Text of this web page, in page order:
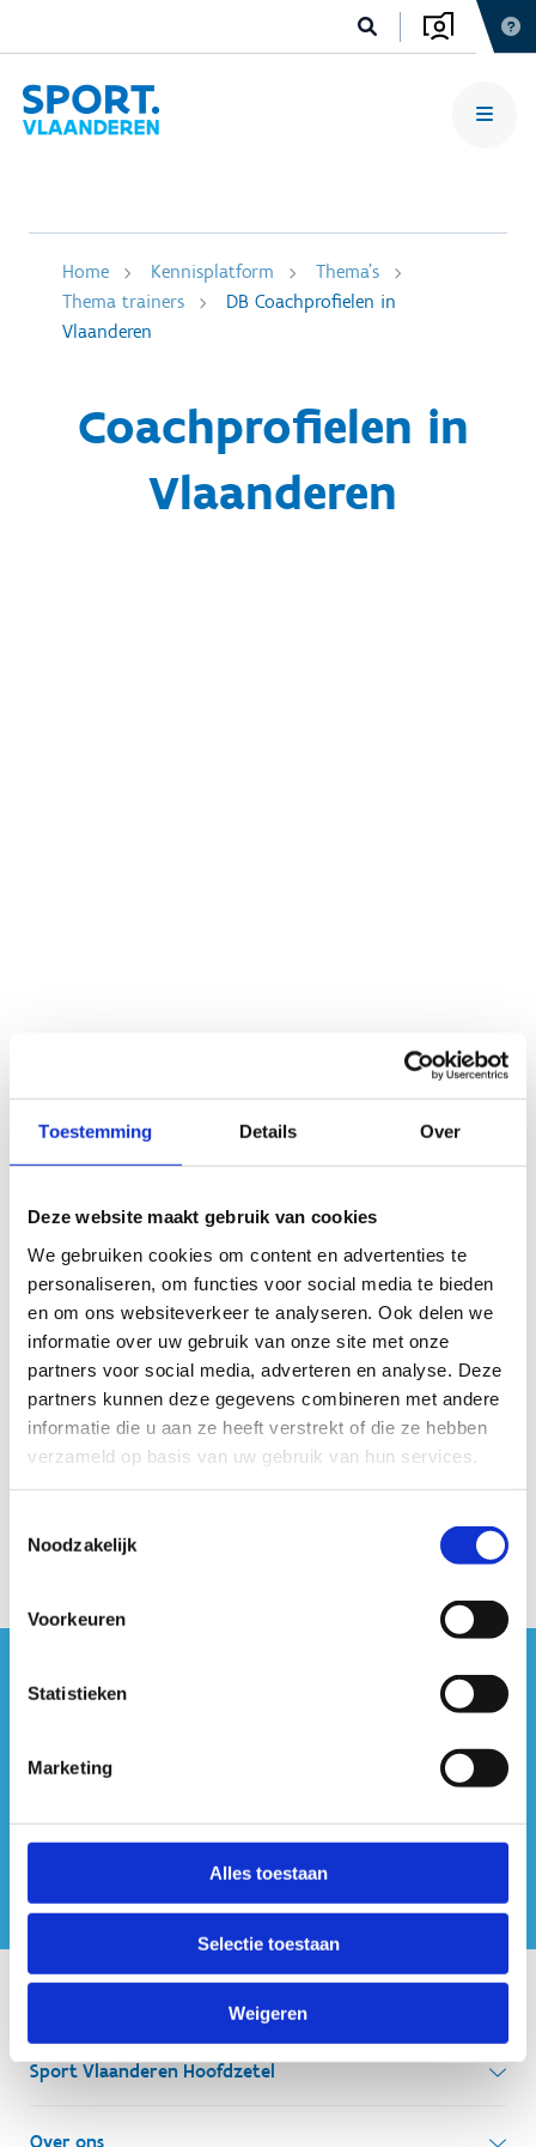
Toestemming Details Over
Deze website maakt gebruik van cookies
We gebruiken cookies om content en advertenties te
personaliseren, om functies voor social media te bieden
en om ons websiteverkeer te analyseren. Ook delen we
informatie over uw gebruik van onze site met onze
partners voor social media, adverteren en analyse. Deze
partners kunnen deze gegevens combineren met andere
informatie die u aan ze heeft verstrekt of die ze hebben
verzameld op basis van uw gebruik van hun services.
Noodzakelijk
Voorkeuren
Statistieken
Marketing
Alles toestaan
Selectie toestaan
Weigeren
Home Kennisplatform
Thema's
Thema trainers
DB Coachprofielen in
Vlaanderen
Coachprofielen in
Vlaanderen
#sportersbelevenmeer
Sport Vlaanderen Hoofdzetel
Simon Bolivarlaan 17
Over ons